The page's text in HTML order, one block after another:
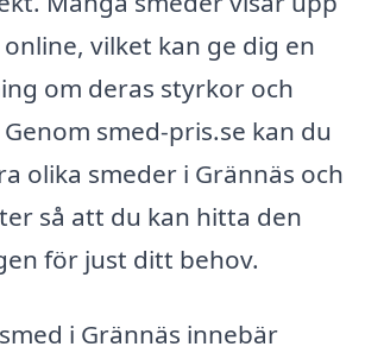
vilket kan ge dig en
om deras styrkor och
smed-pris.se kan du
olika smeder i Grännäs och
så att du kan hitta den
för just ditt behov.
i Grännäs innebär